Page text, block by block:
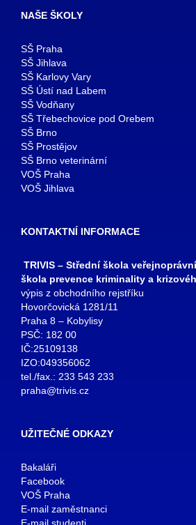
NAŠE ŠKOLY
SŠ Praha
SŠ Jihlava
SŠ Karlovy Vary
SŠ Ústí nad Labem
SŠ Vodňany
SŠ Třebechovice pod Orebem
SŠ Brno
SŠ Prostějov
SŠ Brno veterinární
VOŠ Praha
VOŠ Jihlava
KONTAKTNÍ INFORMACE
TRIVIS – Střední škola
škola prevence kriminality a
výpis z obchodního rejstříku
Hovorčovická 1281/11
Praha 8 – Kobylisy
PSČ: 182 00
IČ:25109138
IZO:049356062
tel./fax.: 233 543 233
praha@trivis.cz
UŽITEČNÉ ODKAZY
Bakaláři
Facebook
VOŠ Praha
E-mail zaměstnanci
E-mail studenti